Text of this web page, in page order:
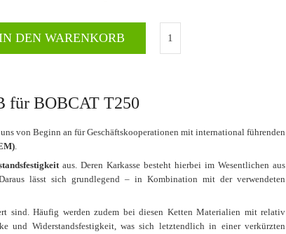
DEN WARENKORB
für BOBCAT T250
von Beginn an für Geschäftskooperationen mit international führenden
.
aus. Deren Karkasse besteht hierbei im Wesentlichen aus
lässt sich grundlegend – in Kombination mit der verwendeten
sind. Häufig werden zudem bei diesen Ketten Materialien mit relativ
und Widerstandsfestigkeit, was sich letztendlich in einer verkürzten